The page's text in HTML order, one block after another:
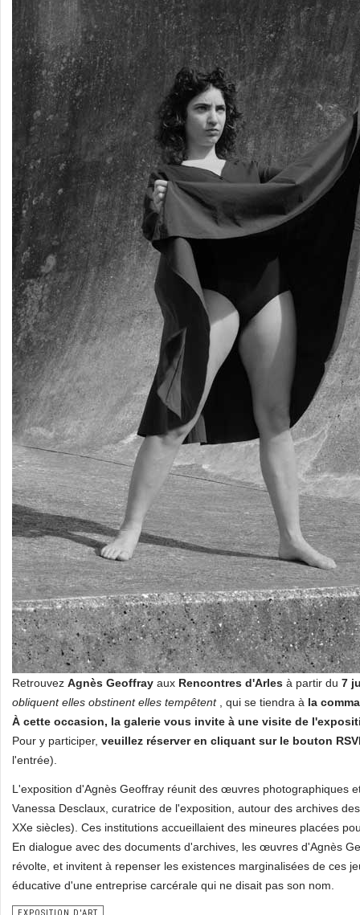
Retrouvez Agnès Geoffray aux Rencontres d'Arles à partir du 7
obliquent elles obstinent elles tempêtent, qui se tiendra à la
À cette occasion, la galerie vous invite à une visite de
Pour y participer, veuillez réserver en cliquant sur le bouton
l'entrée).
L'exposition d'Agnès Geoffray réunit des œuvres photographiques
Vanessa Desclaux, curatrice de l'exposition, autour des archives
XXe siècles). Ces institutions accueillaient des mineures placées
En dialogue avec des documents d'archives, les œuvres d'Agnès
révolte, et invitent à repenser les existences marginalisées de ces
éducative d'une entreprise carcérale qui ne disait pas son nom.